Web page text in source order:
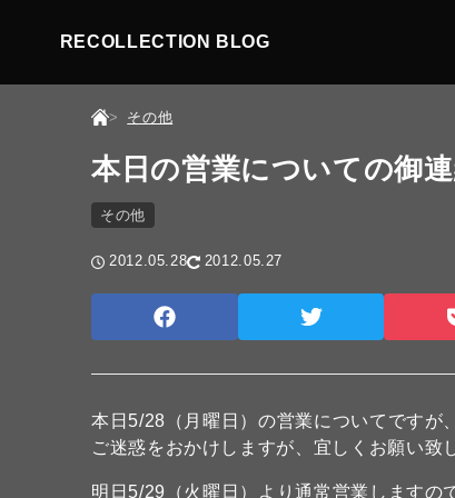
RECOLLECTION BLOG
その他
本日の営業についての御
その他
2012.05.28 2012.05.27
本日5/28（月曜日）の営業についてですが
ご迷惑をおかけしますが、宜しくお願い致
明日5/29（火曜日）より通常営業しますの